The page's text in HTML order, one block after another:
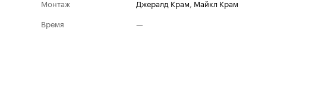
Монтаж
Джералд Крам, Майкл Крам
Время
—